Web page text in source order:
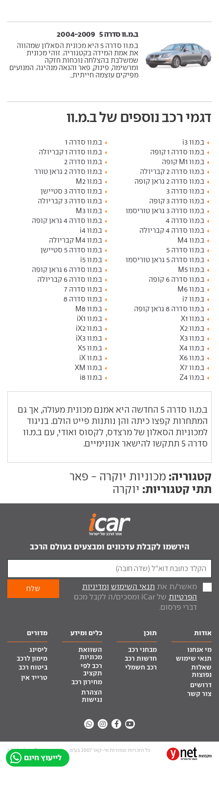
ב.מ.וו סדרה 5 ‏ 2004-2009
ב.מ.וו סדרה 5 היא מכונית הסאלון שמהווה
את אמת המידה בקטגוריה. זוהי מכונית
שמשלבת בהצלחה נוכחות חזקה
ומרשימה, פינוק, פאר והנאה מנהיגה. המנועים
מפיקים עוצמה חייתית...
דגמי רכב נוספים של ב.מ.וו
ב.מ.וו i3
ב.מ.וו סדרה 1
ב.מ.וו סדרה 1 קופה
ב.מ.וו סדרה 1 קבריולה
ב.מ.וו M1 קופה
ב.מ.וו סדרה 2
ב.מ.וו סדרה 2 קבריולה
ב.מ.וו סדרה 2 גראן טורר
ב.מ.וו סדרה 2 גראן קופה
ב.מ.וו M2
ב.מ.וו סדרה 3
ב.מ.וו סדרה 3 סטיישן
ב.מ.וו סדרה 3 קופה
ב.מ.וו סדרה 3 קבריולה
ב.מ.וו סדרה 3 גראן טוריסמו
ב.מ.וו M3
ב.מ.וו סדרה 4
ב.מ.וו סדרה 4 גראן קופה
ב.מ.וו סדרה 4 קבריולה
ב.מ.וו i4
ב.מ.וו M4
ב.מ.וו M4 קבריולה
ב.מ.וו סדרה 5
ב.מ.וו סדרה 5 סטיישן
ב.מ.וו סדרה 5 גראן טוריסמו
ב.מ.וו i5
ב.מ.וו M5
ב.מ.וו סדרה 6 גראן קופה
ב.מ.וו סדרה 6 קופה
ב.מ.וו סדרה 6 קבריולה
ב.מ.וו M6
ב.מ.וו סדרה 7
ב.מ.וו i7
ב.מ.וו סדרה 8
ב.מ.וו סדרה 8 גראן קופה
ב.מ.וו M8
ב.מ.וו X1
ב.מ.וו iX1
ב.מ.וו X2
ב.מ.וו iX2
ב.מ.וו X3
ב.מ.וו iX3
ב.מ.וו X4
ב.מ.וו X5
ב.מ.וו X6
ב.מ.וו iX
ב.מ.וו X7
ב.מ.וו XM
ב.מ.וו Z4
ב.מ.וו i8
ב.מ.וו סדרה 5 החדשה היא אמנם מכונית מעולה, אך גם
המתחרות קפצו כיתה והן נותנות פייט הולם. בניגוד
למכוניות הסאלון של מרצדס, לקסוס ואודי, עם ב.מ.וו
סדרה 5 תתקשו להישאר אנונימיים.
קטגוריה: מכוניות יוקרה - פאר
תתי קטגוריות: יוקרה
לייעוץ חינם
הירשמו לקבלת עדכונים ומבצעים בעולם הרכב
מאשר/ת את תנאי השימוש ומדיניות
הפרטיות
של iCar ומסכים/ה לקבל מכם
דברי פרסום.
אודות
מי אנחנו
תנאי שימוש
שאלות
נפוצות
דרושים
צור קשר
תוכן
מבחני רכב
חדשות רכב
רכב חשמלי
כלים ומידע
השוואת
מכוניות
רכב לפי
תקציב
מחירון רכב
הצהרת
נגישות
מדורים
ליסינג
מימון לרכב
ביטוח רכב
טרייד אין
כל הזכויות שמורות אי-קאר 2007 בע”מ site by tq.soft